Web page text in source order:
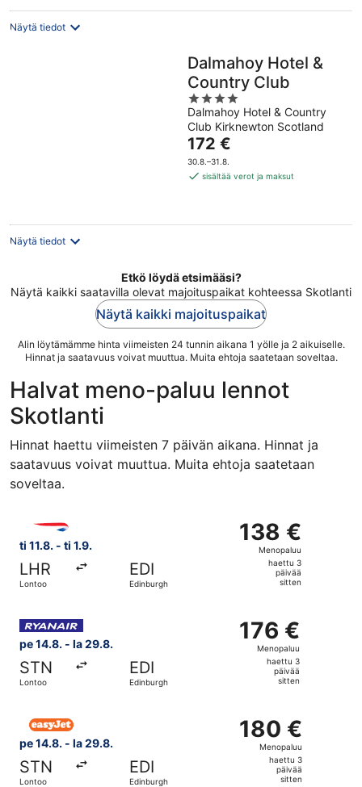
Näytä tiedot
Dalmahoy Hotel &
Country Club
4
out
of
5
Dalmahoy Hotel & Country
Club Kirknewton Scotland
Hinta
on
172 €
172 €
30.8.–31.8.
sisältää verot ja maksut
Näytä tiedot
Etkö löydä etsimääsi?
Näytä kaikki saatavilla olevat majoituspaikat kohteessa Skotlanti
Näytä kaikki majoituspaikat
Alin löytämämme hinta viimeisten 24 tunnin aikana 1 yölle ja 2 aikuiselle.
Hinnat ja saatavuus voivat muuttua. Muita ehtoja saatetaan soveltaa.
Halvat meno-paluu lennot
Skotlanti
Hinnat haettu viimeisten 7 päivän aikana. Hinnat ja
saatavuus voivat muuttua. Muita ehtoja saatetaan
soveltaa.
ti 11.8. - ti 1.9.
LHR
Lontoo
EDI
Edinburgh
138 €
Menopaluu,
haettu
138 €
Menopaluu
haettu 3
päivää
sitten
pe 14.8. - la 29.8.
STN
Lontoo
EDI
Edinburgh
176 €
Menopaluu,
haettu
176 €
Menopaluu
haettu 3
päivää
sitten
Valitse lentoyhtiön Ryanair lento, lähtö pe 14.8.
pe 14.8. - la 29.8.
STN
Lontoo
EDI
Edinburgh
180 €
Menopaluu,
haettu
180 €
Menopaluu
haettu 3
päivää
sitten